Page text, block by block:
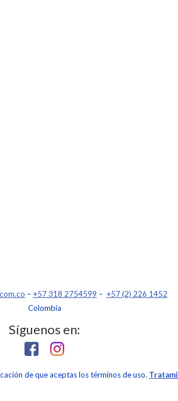
– +57 318 2754599 – +57 (2) 226 1452
Colombia
Síguenos en:
de que aceptas los términos de uso.